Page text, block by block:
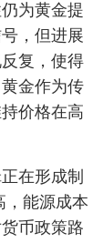
为黄金提
，但进展
复，使得
金作为传
价格在高
在形成制
，能源成本
币政策路